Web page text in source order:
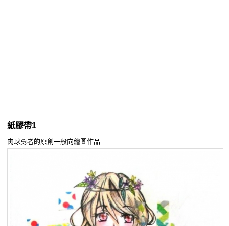
攤位轉讓區
註冊會員
登入
紙膠帶1
肉球勇者的原創一般向繪圖作品